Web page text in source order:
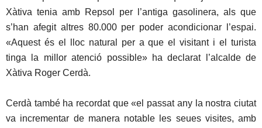
Xàtiva tenia amb Repsol per l’antiga gasolinera, als que
s’han afegit altres 80.000 per poder acondicionar l’espai.
«Aquest és el lloc natural per a que el visitant i el turista
tinga la millor atenció possible» ha declarat l’alcalde de
Xàtiva Roger Cerdà.
Cerdà també ha recordat que «el passat any la nostra ciutat
va incrementar de manera notable les seues visites, amb